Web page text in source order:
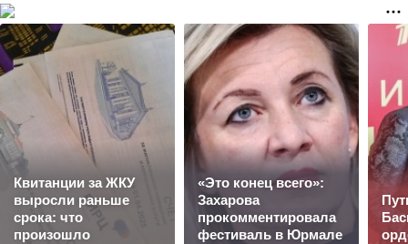
Квитанции за ЖКУ
выросли раньше
срока: что
произошло
«Это конец всего»:
Захарова
прокомментировала
фестиваль в Юрмале